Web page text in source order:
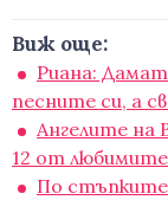
Виж още:
Риана:
песните си, а
Ангелите на
12 от
По